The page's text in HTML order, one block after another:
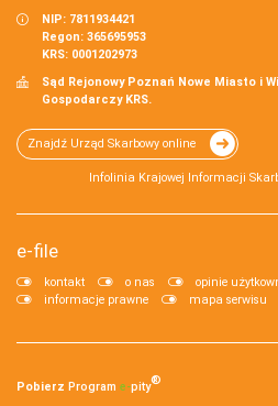
NIP: 7811934421
Regon: 365695953
KRS: 0001202973
Sąd Rejonowy Poznań Nowe Miasto i
Gospodarczy KRS.
Znajdź Urząd Skarbowy online
Infolinia Krajowej Informacji
e-file
kontakt o nas opinie
informacje prawne
mapa serwisu
Pobierz Program e‑pity®